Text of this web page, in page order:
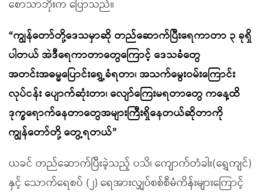
စောသာဘိုးက ပြောသည်။
“ကျွန်တော်တို့ဒေသမှာဆို တည်ဆောက်ပြီးရေကာတာ ၃ ခုရှိ
ပါတယ် အဲဒီရေကာတာတွေကြောင့် ဒေသခံတွေ
အတင်းအဓမ္မပြောင်းရွှေ့ခံရတာ၊ အသက်မွေးဝမ်းကြောင်း
လုပ်ငန်း ပျောက်ဆုံးတာ၊ လျော်ကြေးမရတာတွေ ကနေ့ထိ
ဒုက္ခရောက်နေတာတွေအများကြီးရှိနေတယ်ဆိုတာကို
ကျွန်တော်တို့ တွေ့ရတယ်”
ယခင် တည်ဆောက်ပြီးခဲ့သည့် ပသိ၊ ကျောက်တံခါး(ရွှေကျင်)
နှင့် သောက်ရေစပ် (၂) ရေအားလျှပ်စစ်စီမံကိန်းများကြောင့်